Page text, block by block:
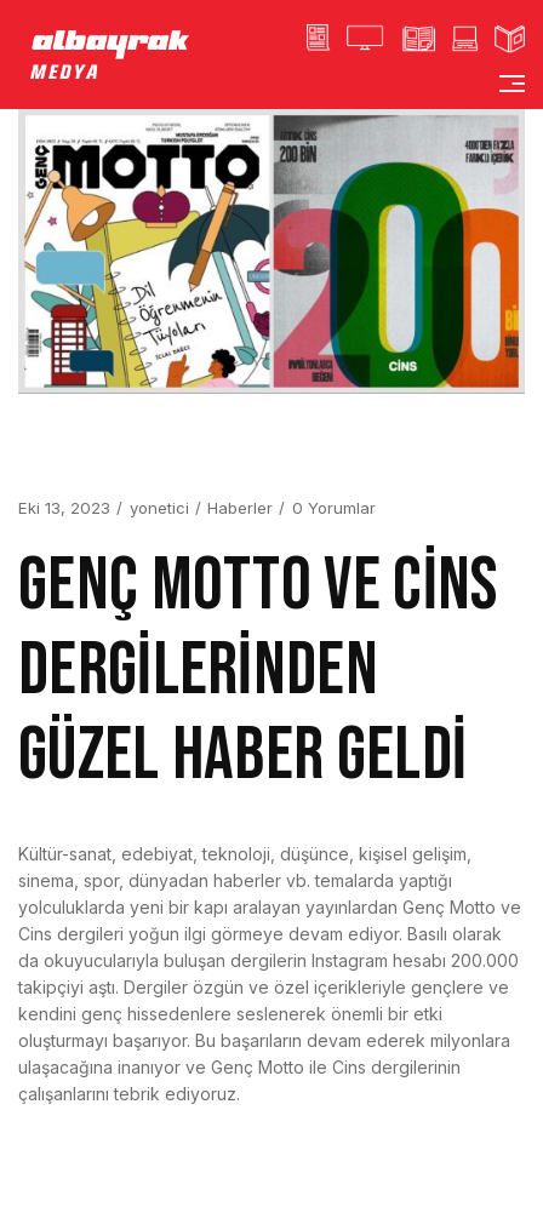
Eki 13, 2023 yonetici Haberler 0 Yorumlar
GENÇ MOTTO VE CİNS
DERGİLERİNDEN
GÜZEL HABER GELDİ
Kültür-sanat, edebiyat, teknoloji, düşünce, kişisel gelişim,
sinema, spor, dünyadan haberler vb. temalarda yaptığı
yolculuklarda yeni bir kapı aralayan yayınlardan Genç Motto ve
Cins dergileri yoğun ilgi görmeye devam ediyor. Basılı olarak
da okuyucularıyla buluşan dergilerin Instagram hesabı 200.000
takipçiyi aştı. Dergiler özgün ve özel içerikleriyle gençlere ve
kendini genç hissedenlere seslenerek önemli bir etki
oluşturmayı başarıyor. Bu başarıların devam ederek milyonlara
ulaşacağına inanıyor ve Genç Motto ile Cins dergilerinin
çalışanlarını tebrik ediyoruz.